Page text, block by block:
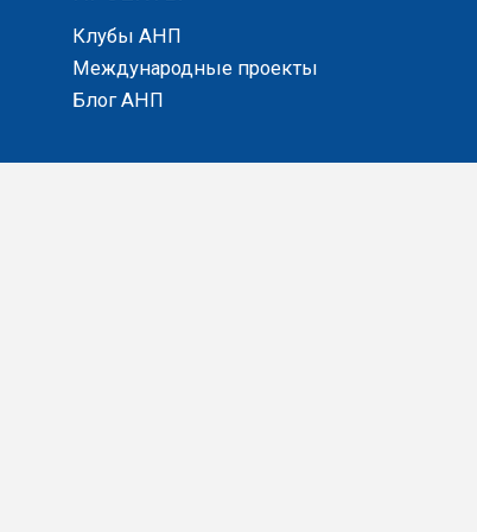
Клубы АНП
Международные проекты
Блог АНП